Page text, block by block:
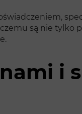
są nie tylko
i